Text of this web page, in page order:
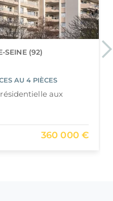
DE-SEINE (92)
AU 3 PIÈCES
au cœur
196 300 €